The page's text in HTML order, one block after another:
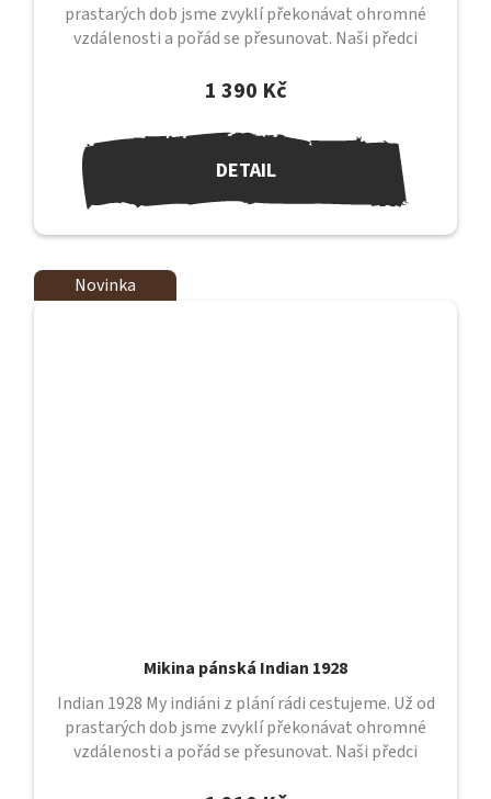
1 390 Kč
DETAIL
prastarých dob jsme zvyklí překonávat ohromné
vzdálenosti a pořád se přesunovat. Naši předci
Novinka
Mikina pánská Indian 1928
Indian 1928 My indiáni z plání rádi cestujeme. Už od
prastarých dob jsme zvyklí překonávat ohromné
vzdálenosti a pořád se přesunovat. Naši předci